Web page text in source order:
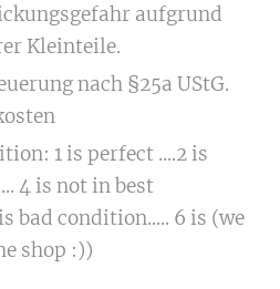
aufgrund
Kleinteile.
nach §25a UStG.
1 is perfect ....2 is
4 is not in best
bad condition..... 6 is (we
shop :))